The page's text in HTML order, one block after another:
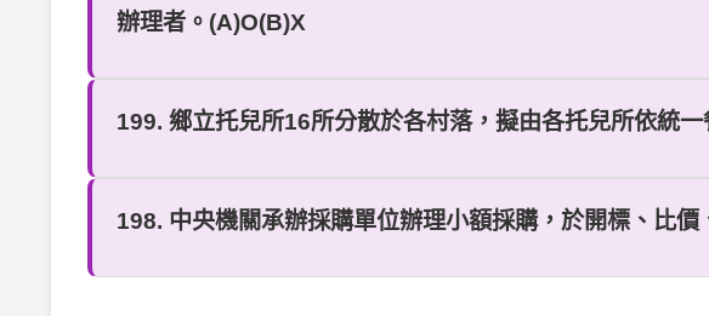
辦理者。(A)O(B)X
199. 鄉立托兒所16所分散於各村落，擬由各托兒所依統
198. 中央機關承辦採購單位辦理小額採購，於開標、比